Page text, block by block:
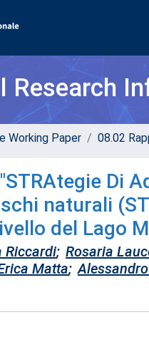
Research
Working Paper 08.02
Di
naturali
del Lago
Riccardi; Rosaria
Matta;